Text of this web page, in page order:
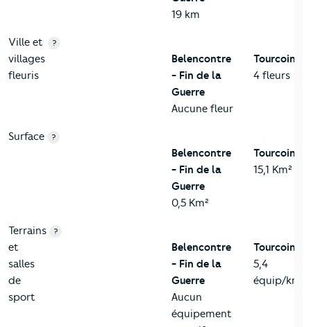
19 km
Ville et
villages
fleuris
?
Belencontre
- Fin de la
Guerre
Aucune fleur
Tourcoing
4 fleurs
Surface ?
Belencontre
- Fin de la
Guerre
0,5 Km²
Tourcoing
15,1 Km²
Terrains
et
salles
de
sport
?
Belencontre
- Fin de la
Guerre
Aucun
équipement
Tourcoing
5,4
équip/km²